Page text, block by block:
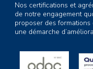
Nos certifications et
de notre engagement
proposer des
une démarche